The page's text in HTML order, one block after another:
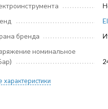
бренда
номинальное
характеристики